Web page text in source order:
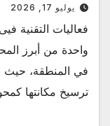
يوليو 17, 2026
فعاليات التقنية
واحدة من أبرز
في المنطقة،
ترسيخ مكانتها